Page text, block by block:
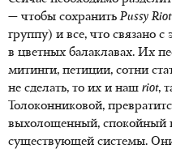
— чтобы сохранитьPussy Riot
группу) и все, что связано
в цветных балаклавах. Их
митинги, петиции, сотни
не сделать, то их и наш riot,
Толоконниковой,
выхолощенный, спокойный
существующей системы.